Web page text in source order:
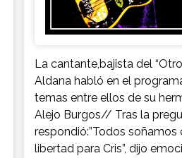
La cantante,bajista del “Otro
Aldana habló en el
temas entre ellos de su
Alejo Burgos// Tras la
respondió:”Todos
libertad para Cris”, dijo